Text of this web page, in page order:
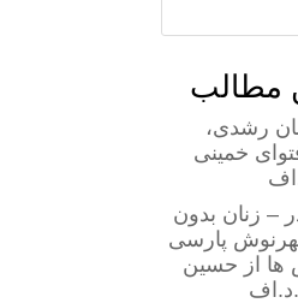
مطالب
رشدی،
خمینی
– زنان بدون
پارسی
از حسین